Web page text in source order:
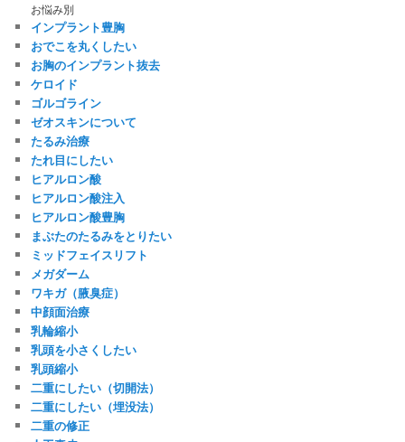
お悩み別
インプラント豊胸
おでこを丸くしたい
お胸のインプラント抜去
ケロイド
ゴルゴライン
ゼオスキンについて
たるみ治療
たれ目にしたい
ヒアルロン酸
ヒアルロン酸注入
ヒアルロン酸豊胸
まぶたのたるみをとりたい
ミッドフェイスリフト
メガダーム
ワキガ（腋臭症）
中顔面治療
乳輪縮小
乳頭を小さくしたい
乳頭縮小
二重にしたい（切開法）
二重にしたい（埋没法）
二重の修正